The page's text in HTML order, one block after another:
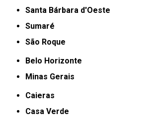
Santa Bárbara d'Oeste
Sumaré
São Roque
Belo Horizonte
Minas Gerais
Caieras
Casa Verde